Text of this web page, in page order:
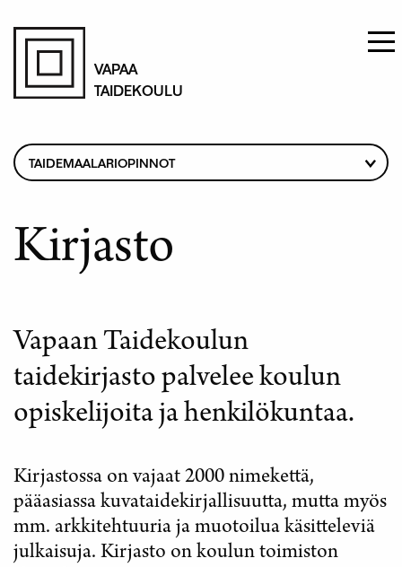
Hyppää
pääsisältöönVAPAA
TAIDEKOULU
Murupolku
TAIDEMAALARIOPINNOT
HAKIJALLE
OPETTAJAT
LUKUKAUSIMAKSUT
GALLERIA VAAGA
OPISKELIJATARINAT
KIRJASTO
Kirjasto
Vapaan Taidekoulun
taidekirjasto palvelee koulun
opiskelijoita ja henkilökuntaa.
Kirjastossa on vajaat 2000 nimekettä,
pääasiassa kuvataidekirjallisuutta, mutta myös
mm. arkkitehtuuria ja muotoilua käsitteleviä
julkaisuja. Kirjasto on koulun toimiston